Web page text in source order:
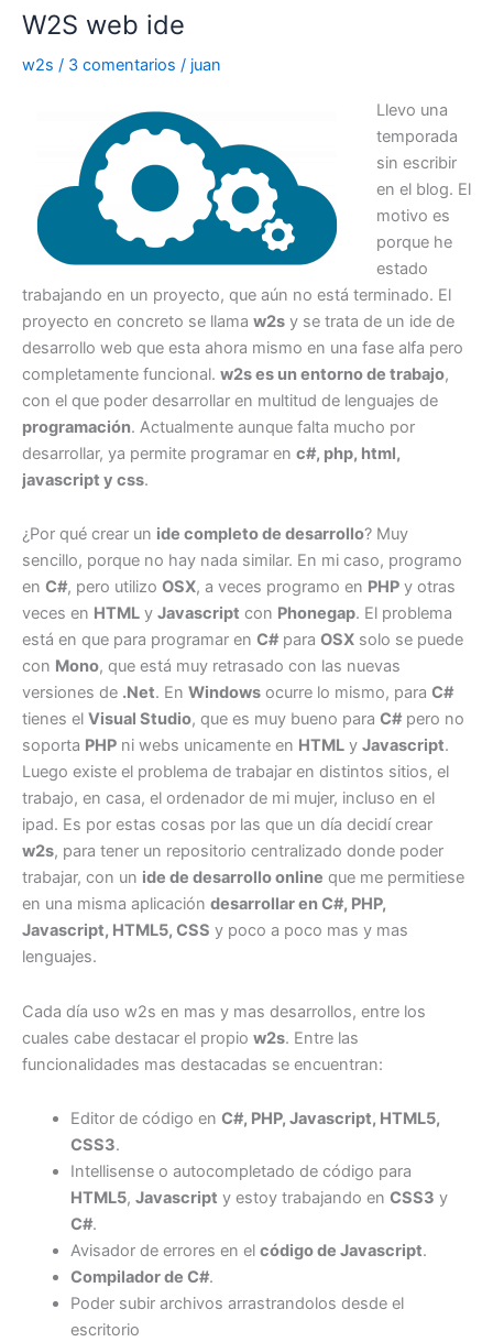
ASP.Net
MVC
W2S web ide
w2s / 3 comentarios / juan
Llevo una
temporada
sin escribir
en el blog. El
motivo es
porque he
estado
trabajando en un proyecto, que aún no está terminado. El
proyecto en concreto se llama w2s y se trata de un ide de
desarrollo web que esta ahora mismo en una fase alfa pero
completamente funcional. w2s es un entorno de trabajo,
con el que poder desarrollar en multitud de lenguajes de
programación. Actualmente aunque falta mucho por
desarrollar, ya permite programar en c#, php, html,
javascript y css.
¿Por qué crear un ide completo de desarrollo? Muy
sencillo, porque no hay nada similar. En mi caso, programo
en C#, pero utilizo OSX, a veces programo en PHP y otras
veces en HTML y Javascript con Phonegap. El problema
está en que para programar en C#para OSX solo se puede
con Mono, que está muy retrasado con las nuevas
versiones de .Net. En Windows ocurre lo mismo, para C#
tienes el Visual Studio, que es muy bueno para C#pero no
soporta PHP ni webs unicamente en HTML y Javascript.
Luego existe el problema de trabajar en distintos sitios, el
trabajo, en casa, el ordenador de mi mujer, incluso en el
ipad. Es por estas cosas por las que un día decidí crear
w2s, para tener un repositorio centralizado donde poder
trabajar, con un ide de desarrollo online que me permitiese
en una misma aplicación desarrollar en C#, PHP,
Javascript, HTML5, CSS y poco a poco mas y mas
lenguajes.
Cada día uso w2s en mas y mas desarrollos, entre los
cuales cabe destacar el propio w2s. Entre las
funcionalidades mas destacadas se encuentran:
Editor de código en C#, PHP, Javascript, HTML5,
CSS3.
Intellisense o autocompletado de código para
HTML5, Javascript y estoy trabajando en CSS3 y
C#.
Avisador de errores en el código de Javascript.
Compilador de C#.
Poder subir archivos arrastrandolos desde el
escritorio